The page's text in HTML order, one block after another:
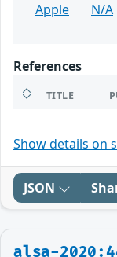
Apple
N/A
References
TITLE
Show details on
JSON
alsa-